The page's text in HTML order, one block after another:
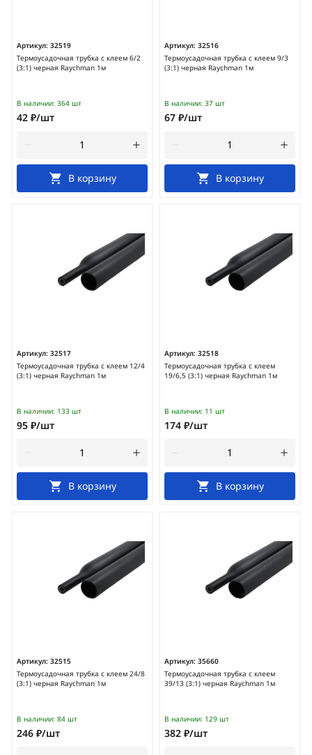
Артикул: 32519
Термоусадочная трубка с клеем 6/2
(3:1) черная Raychman 1м
В наличии: 364 шт
42 ₽/шт
В корзину
Артикул: 32516
Термоусадочная трубка с клеем 9/3
(3:1) черная Raychman 1м
В наличии: 37 шт
67 ₽/шт
В корзину
Артикул: 32517
Термоусадочная трубка с клеем 12/4
(3:1) черная Raychman 1м
В наличии: 133 шт
95 ₽/шт
В корзину
Артикул: 32518
Термоусадочная трубка с клеем
19/6,5 (3:1) черная Raychman 1м
В наличии: 11 шт
174 ₽/шт
В корзину
Артикул: 32515
Термоусадочная трубка с клеем 24/8
(3:1) черная Raychman 1м
В наличии: 84 шт
246 ₽/шт
Артикул: 35660
Термоусадочная трубка с клеем
39/13 (3:1) черная Raychman 1м
В наличии: 129 шт
382 ₽/шт